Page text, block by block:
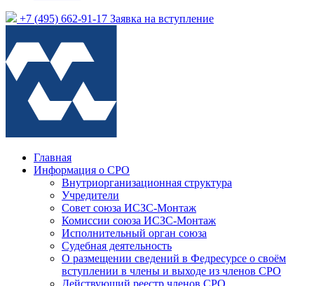
+7 (495) 662-91-17 Заявка на вступление
Главная
Информация о СРО
Внутриорганизационная структура
Учредители
Совет союза ИСЗС-Монтаж
Комиссии союза ИСЗС-Монтаж
Исполнительный орган союза
Судебная деятельность
О размещении сведений в Федресурсе о своём
вступлении в члены и выходе из членов СРО
Действующий реестр членов СРО